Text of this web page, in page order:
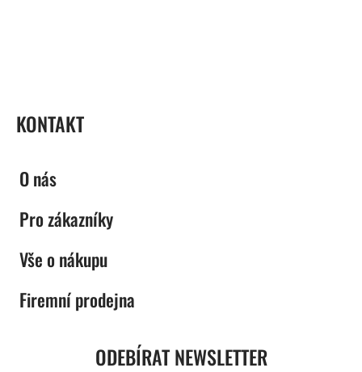
KONTAKT
O nás
Pro zákazníky
Vše o nákupu
Firemní prodejna
ODEBÍRAT NEWSLETTER